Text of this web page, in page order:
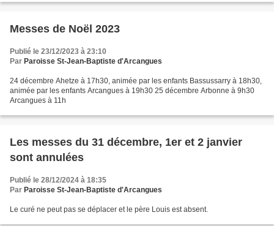
Messes de Noël 2023
Publié le 23/12/2023 à 23:10
Par Paroisse St-Jean-Baptiste d'Arcangues
24 décembre Ahetze à 17h30, animée par les enfants Bassussarry à 18h30,
animée par les enfants Arcangues à 19h30 25 décembre Arbonne à 9h30
Arcangues à 11h
Les messes du 31 décembre, 1er et 2 janvier
sont annulées
Publié le 28/12/2024 à 18:35
Par Paroisse St-Jean-Baptiste d'Arcangues
Le curé ne peut pas se déplacer et le père Louis est absent.